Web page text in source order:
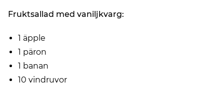
Fruktsallad med vaniljkvarg:
1 äpple
1 päron
1 banan
10 vindruvor